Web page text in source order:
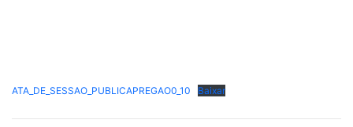
ATA_DE_SESSAO_PUBLICAPREGAO0_10 Baixar